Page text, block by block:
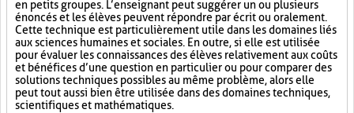
en petits groupes. L’enseignant peut suggérer un ou plusieurs
énoncés et les élèves peuvent répondre par écrit ou oralement.
Cette technique est particulièrement utile dans les domaines liés
aux sciences humaines et sociales. En outre, si elle est utilisée
pour évaluer les connaissances des élèves relativement aux coûts
et bénéfices d’une question en particulier ou pour comparer des
solutions techniques possibles au même problème, alors elle
peut tout aussi bien être utilisée dans des domaines techniques,
scientifiques et mathématiques.